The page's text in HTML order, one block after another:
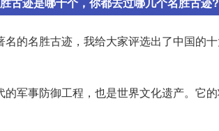
名的名胜古迹，我给大家评选出了中国的
军事防御工程，也是世界文化遗产。它